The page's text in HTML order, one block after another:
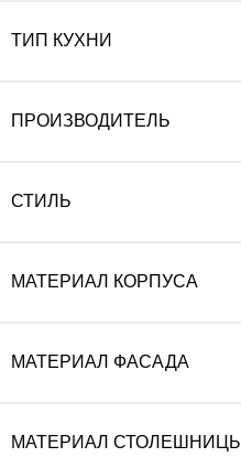
ТИП КУХНИ
ПРОИЗВОДИТЕЛЬ
СТИЛЬ
МАТЕРИАЛ КОРПУСА
МАТЕРИАЛ ФАСАДА
МАТЕРИАЛ СТОЛЕШНИЦЫ